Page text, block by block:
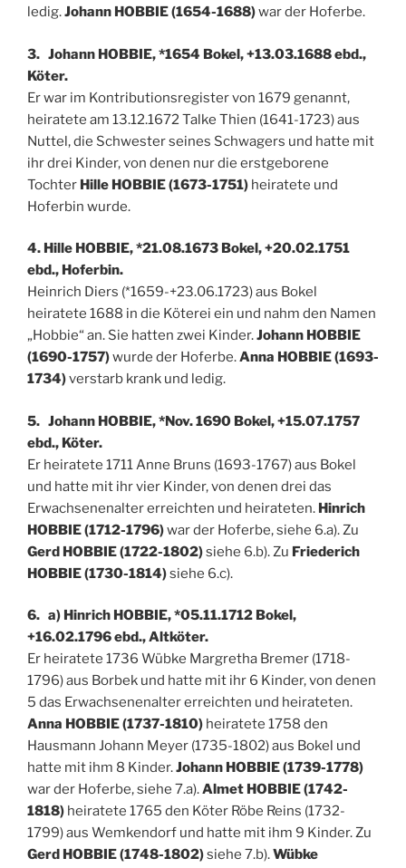
ledig.Johann HOBBIE (1654-1688)war der Hoferbe.
3. Johann HOBBIE, *1654 Bokel, +13.03.1688 ebd.,
Köter.
Er war im Kontributionsregister von 1679 genannt,
heiratete am 13.12.1672 Talke Thien (1641-1723) aus
Nuttel, die Schwester seines Schwagers und hatte mit
ihr drei Kinder, von denen nur die erstgeborene
Tochter Hille HOBBIE (1673-1751) heiratete und
Hoferbin wurde.
4. Hille HOBBIE, *21.08.1673 Bokel, +20.02.1751
ebd., Hoferbin.
Heinrich Diers (*1659-+23.06.1723) aus Bokel
heiratete 1688 in die Köterei ein und nahm den Namen
„Hobbie“ an. Sie hatten zwei Kinder.Johann HOBBIE
(1690-1757)wurde der Hoferbe.Anna HOBBIE (1693-
1734)verstarb krank und ledig.
5. Johann HOBBIE, *Nov. 1690 Bokel, +15.07.1757
ebd., Köter.
Er heiratete 1711 Anne Bruns (1693-1767) aus Bokel
und hatte mit ihr vier Kinder, von denen drei das
Erwachsenenalter erreichten und heirateten. Hinrich
HOBBIE (1712-1796)war der Hoferbe, siehe 6.a). Zu
Gerd HOBBIE (1722-1802)siehe 6.b). Zu Friederich
HOBBIE (1730-1814)siehe 6.c).
6. a) Hinrich HOBBIE, *05.11.1712 Bokel,
+16.02.1796 ebd., Altköter.
Er heiratete 1736 Wübke Margretha Bremer (1718-
1796) aus Borbek und hatte mit ihr 6 Kinder, von denen
5 das Erwachsenenalter erreichten und heirateten.
Anna HOBBIE (1737-1810) heiratete 1758 den
Hausmann Johann Meyer (1735-1802) aus Bokel und
hatte mit ihm 8 Kinder.Johann HOBBIE (1739-1778)
war der Hoferbe, siehe 7.a).Almet HOBBIE (1742-
1818) heiratete 1765 den Köter Röbe Reins (1732-
1799) aus Wemkendorf und hatte mit ihm 9 Kinder. Zu
Gerd HOBBIE (1748-1802)siehe 7.b).Wübke